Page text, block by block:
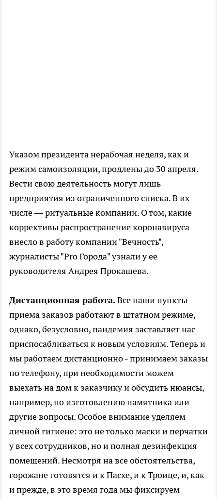
Указом президента нерабочая неделя, как и
режим самоизоляции, продлены до 30 апреля.
Вести свою деятельность могут лишь
предприятия из ограниченного списка. В их
числе — ритуальные компании. О том, какие
коррективы распространение коронавируса
внесло в работу компании "Вечность",
журналисты "Pro Города" узнали у ее
руководителя Андрея Прокашева.
Дистанционная работа.Все наши пункты
приема заказов работают в штатном режиме,
однако, безусловно, пандемия заставляет нас
приспосабливаться к новым условиям. Теперь и
мы работаем дистанционно - принимаем заказы
по телефону, при необходимости можем
выехать на дом к заказчику и обсудить нюансы,
например, по изготовлению памятника или
другие вопросы. Особое внимание уделяем
личной гигиене: это не только маски и перчатки
у всех сотрудников, но и полная дезинфекция
помещений. Несмотря на все обстоятельства,
горожане готовятся и к Пасхе, и к Троице, и, как
и прежде, в это время года мы фиксируем